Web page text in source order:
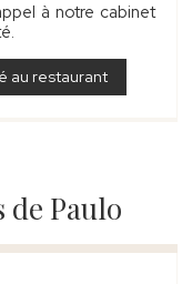
à notre cabinet
au restaurant
de Paulo